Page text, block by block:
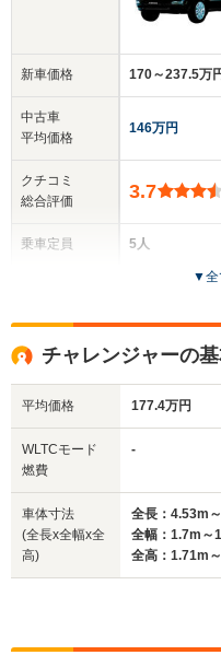
新車価格
中古車
平均価格
クチコミ
総合評価
乗車定員
サイズ
(全長x全幅x全高)
170～237.5万
146万円
3.7
5人
1.54m～
▼全
チャレンジャーの
平均価格 177.4万円
WLTCモード
燃費
-
車体寸法
(全長x全幅x全
高)
全長：4.53m
全幅：1.7m～
全高：1.71m